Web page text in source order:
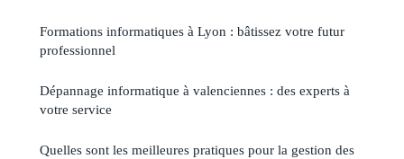
Formations informatiques à Lyon : bâtissez votre futur
professionnel
Dépannage informatique à valenciennes : des experts à
votre service
Quelles sont les meilleures pratiques pour la gestion des